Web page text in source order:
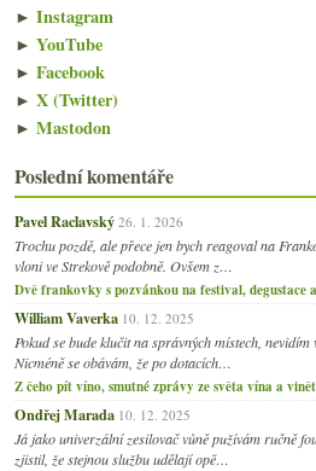
► Instagram
► YouTube
► Facebook
► X (Twitter)
► Mastodon
Poslední komentáře
Pavel Raclavský 26. 1. 2026
Trochu pozdě, ale přece jen bych reagoval na
vloni ve Strekově podobně. Ovšem z…
Dvě frankovky s pozvánkou na festival, degustace
William Vaverka 10. 12. 2025
Pokud se bude klučit na správných místech,
Nicméně se obávám, že po dotacích…
Z čeho pít víno, smutné zprávy ze světa vína a
Ondřej Marada 10. 12. 2025
Já jako univerzální zesilovač vůně pužívám ručně
zjistil, že stejnou službu udělají opě…